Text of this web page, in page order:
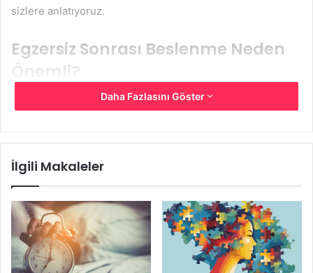
sizlere anlatıyoruz.
Egzersiz Sonrası Beslenme Neden
Önemli?
Egzersiz yaparken, glikojen (kaslarda depolanan glikoz) bir
büzülmesi, kas lifi aşınmasına ve yırtılmasına da yol açar.
zayıf hissediyor ve bir süre dinlenmek istiyorsunuz. Bu,
vücudunuzun size enerjiniz olmadığını ve yakıt ikmali
yapmanız gerektiğini söyleme şekli. İşte bu yüzden işten
sonra yemek yemelisiniz. Doğru beslenme size şunları
kazandıracaktır;
Daha Fazlasını Göster
İlgili Makaleler